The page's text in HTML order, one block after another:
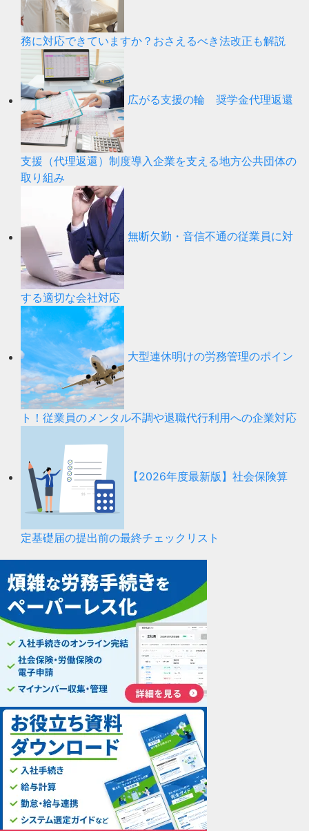
務に対応できていますか？おさえるべき法改正も解説
広がる支援の輪 奨学金代理返還
支援（代理返還）制度導入企業を支える地方公共団体の
取り組み
無断欠勤・音信不通の従業員に対
する適切な会社対応
大型連休明けの労務管理のポイン
ト！従業員のメンタル不調や退職代行利用への企業対応
【2026年度最新版】社会保険算
定基礎届の提出前の最終チェックリスト